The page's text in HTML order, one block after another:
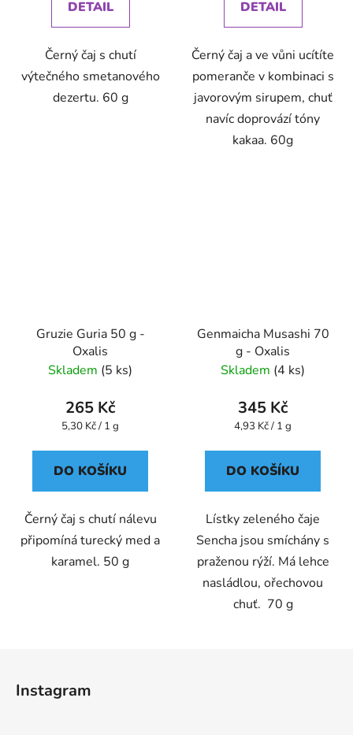
DETAIL
Černý čaj s chutí
výtečného smetanového
dezertu. 60 g
DETAIL
Černý čaj a ve vůni ucítíte
pomeranče v kombinaci s
javorovým sirupem, chuť
navíc doprovází tóny
kakaa. 60g
Gruzie Guria 50 g -
Oxalis
Skladem (5 ks)
265 Kč
Měrná
5,30 Kč / 1 g
DO KOŠÍKU
Černý čaj s chutí nálevu
připomíná turecký med a
karamel. 50 g
Genmaicha Musashi 70
g - Oxalis
Skladem (4 ks)
345 Kč
Měrná
4,93 Kč / 1 g
DO KOŠÍKU
Lístky zeleného čaje
Sencha jsou smíchány s
praženou rýží. Má lehce
nasládlou, ořechovou
chuť. 70 g
Instagram